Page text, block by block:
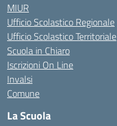
MIUR
Ufficio Scolastico Regionale
Ufficio Scolastico Territoriale
Scuola in Chiaro
Iscrizioni On Line
Invalsi
Comune
La Scuola